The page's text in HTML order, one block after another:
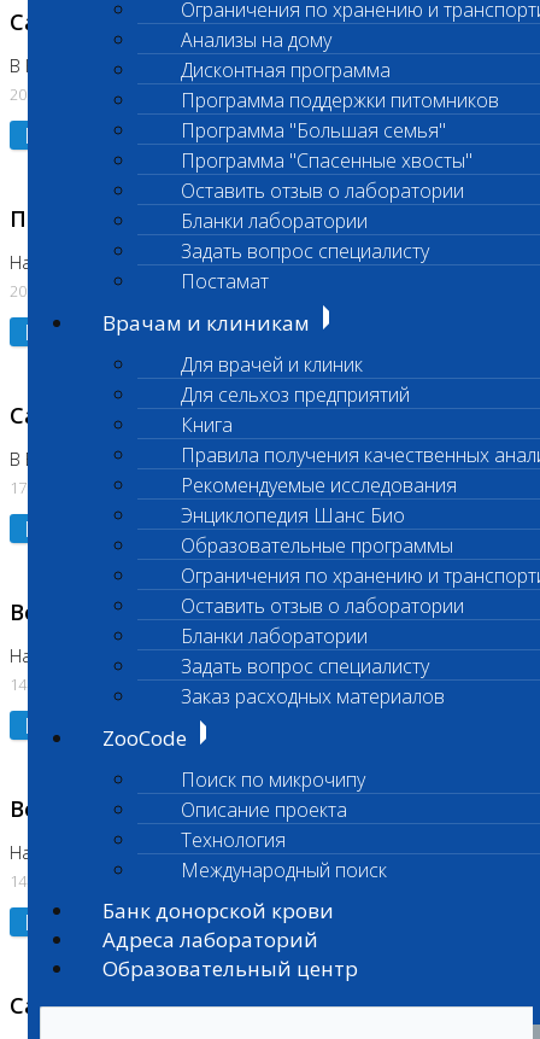
Ограничения по хранению и
Анализы на дому
Дисконтная программа
Программа поддержки питомников
Программа "Большая семья"
Программа "Спасенные хвосты"
Оставить отзыв о лаборатории
Бланки лаборатории
Задать вопрос специалисту
Постамат
Врачам и клиникам
Для врачей и клиник
Для сельхоз предприятий
Книга
Правила получения качественных
Рекомендуемые исследования
Энциклопедия Шанс Био
Образовательные программы
Ограничения по хранению и
Оставить отзыв о лаборатории
Бланки лаборатории
Задать вопрос специалисту
Заказ расходных материалов
ZooCode
Поиск по микрочипу
Описание проекта
Технология
Международный поиск
Банк донорской крови
Адреса лабораторий
Образовательный центр
Санитарный день
В Коломне 20.07.2026
20.07.2026
Подробнее
Приостановлено выполнение исследования
На Нагорной
20.07.2026
Подробнее
Санитарный день
В Бутово
17.07.2026
Подробнее
Возобновлено выполнение исследования
На Нагорной (Код 961, 962)
14.07.2026
Подробнее
Возобновлено выполнение исследования
На Нагорной (Код 157)
14.07.2026
Подробнее
Санитарный день